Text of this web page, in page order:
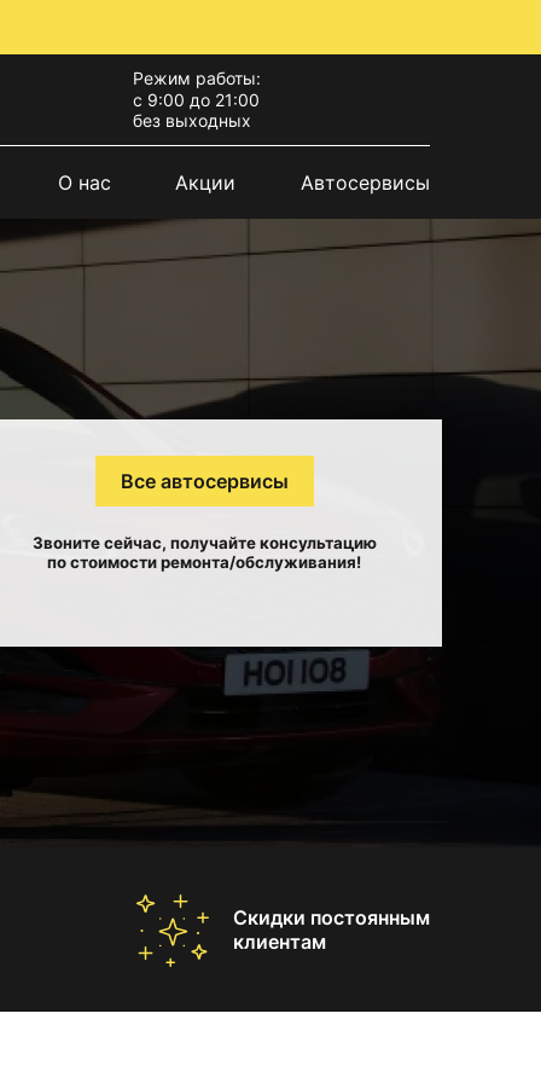
Режим работы:
с 9:00 до 21:00
без выходных
О нас Акции Автосервисы
Все автосервисы
Звоните сейчас, получайте консультацию
по стоимости ремонта/обслуживания!
Скидки постоянным
клиентам